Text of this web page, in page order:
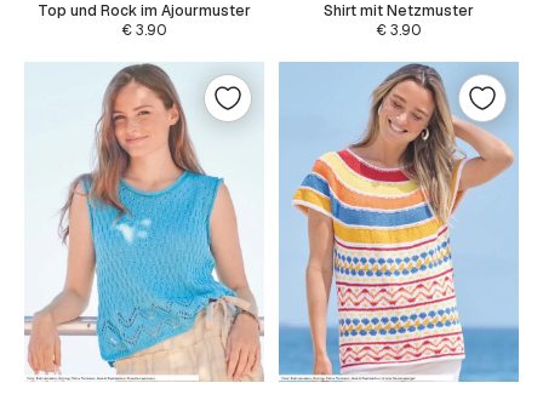
Top und Rock im Ajourmuster
€3.90
Shirt mit Netzmuster
€3.90